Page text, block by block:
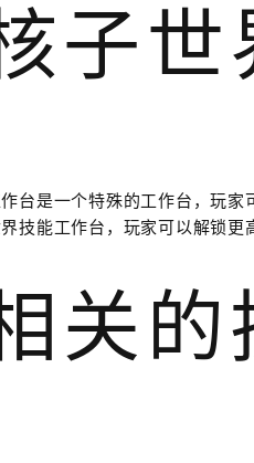
子世
台是一个特殊的工作台，玩家
技能工作台，玩家可以解锁更
关的